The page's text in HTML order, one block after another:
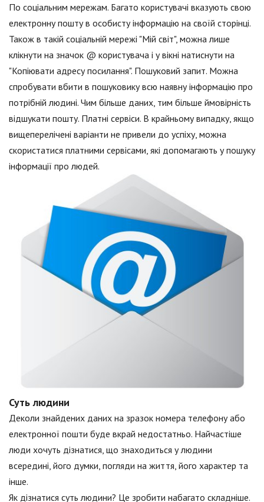
По соціальним мережам. Багато користувачі вказують свою
електронну пошту в особисту інформацію на своїй сторінці.
Також в такій соціальній мережі "Мій світ", можна лише
клікнути на значок @ користувача і у вікні натиснути на
"Копіювати адресу посилання". Пошуковий запит. Можна
спробувати вбити в пошуковику всю наявну інформацію про
потрібній людині. Чим більше даних, тим більше ймовірність
відшукати пошту. Платні сервіси. В крайньому випадку, якщо
вищеперелічені варіанти не привели до успіху, можна
скористатися платними сервісами, які допомагають у пошуку
інформації про людей.
Суть людини
Деколи знайдених даних на зразок номера телефону або
електронної пошти буде вкрай недостатньо. Найчастіше
люди хочуть дізнатися, що знаходиться у людини
всередині, його думки, погляди на життя, його характер та
інше.
Як дізнатися суть людини? Це зробити набагато складніше.